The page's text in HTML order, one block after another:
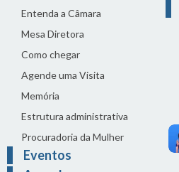
Entenda a Câmara
Mesa Diretora
Como chegar
Agende uma Visita
Memória
Estrutura administrativa
Procuradoria da Mulher
Eventos